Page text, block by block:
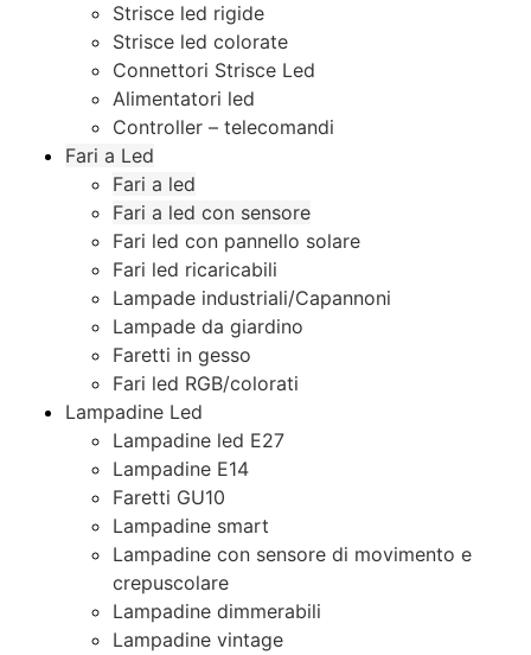
Strisce led rigide
Strisce led colorate
Connettori Strisce Led
Alimentatori led
Controller – telecomandi
Fari a Led
Fari a led
Fari a led con sensore
Fari led con pannello solare
Fari led ricaricabili
Lampade industriali/Capannoni
Lampade da giardino
Faretti in gesso
Fari led RGB/colorati
Lampadine Led
Lampadine led E27
Lampadine E14
Faretti GU10
Lampadine smart
Lampadine con sensore di movimento e
crepuscolare
Lampadine dimmerabili
Lampadine vintage